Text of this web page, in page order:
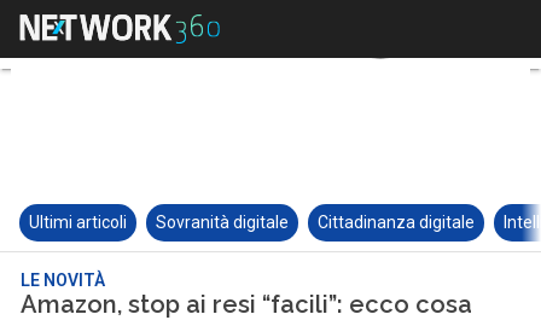
Ultimi articoli Sovranità digitale Cittadinanza digitale
LE NOVITÀ
Amazon, stop ai resi “facili”: ecco cosa